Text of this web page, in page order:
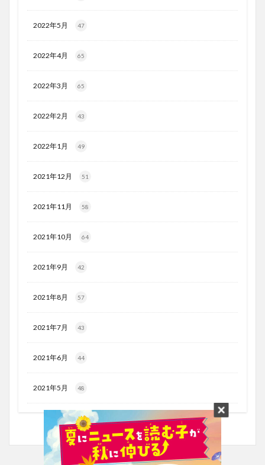
2022年5月 47
2022年4月 65
2022年3月 65
2022年2月 43
2022年1月 49
2021年12月 51
2021年11月 58
2021年10月 64
2021年9月 42
2021年8月 57
2021年7月 43
2021年6月 44
2021年5月 48